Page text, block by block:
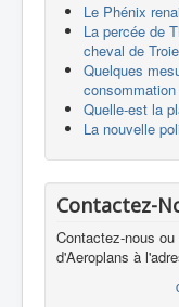
DronesLe Phénix
La percée de
cheval de
Quelques
Quelle-est la
La nouvelle
Contactez-
Contactez-nous
d'Aeroplans à